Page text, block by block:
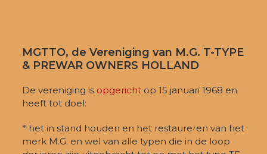
MGTTO, de Vereniging van M.G. T-TYPE
& PREWAR OWNERS HOLLAND
De vereniging is opgericht op 15 januari 1968 en
heeft tot doel:
* het in stand houden en het restaureren van het
merk M.G. en wel van alle typen die in de loop